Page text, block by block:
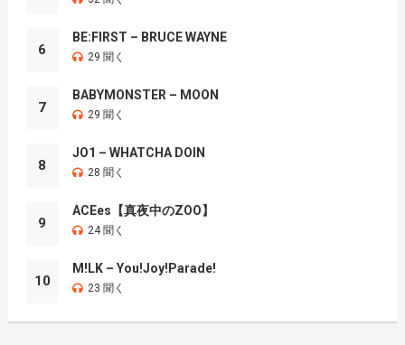
6
BE:FIRST – BRUCE WAYNE
29 聞く
7
BABYMONSTER – MOON
29 聞く
8
JO1 – WHATCHA DOIN
28 聞く
9
ACEes【真夜中のZOO】
24 聞く
10
M!LK – You!Joy!Parade!
23 聞く